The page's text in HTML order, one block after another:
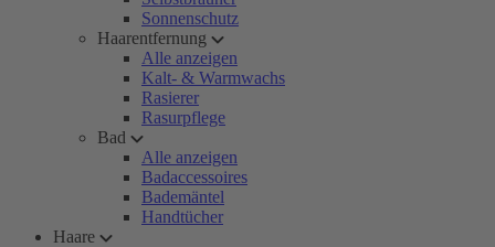
Sonnenschutz
Haarentfernung
Alle anzeigen
Kalt- & Warmwachs
Rasierer
Rasurpflege
Bad
Alle anzeigen
Badaccessoires
Bademäntel
Handtücher
Haare